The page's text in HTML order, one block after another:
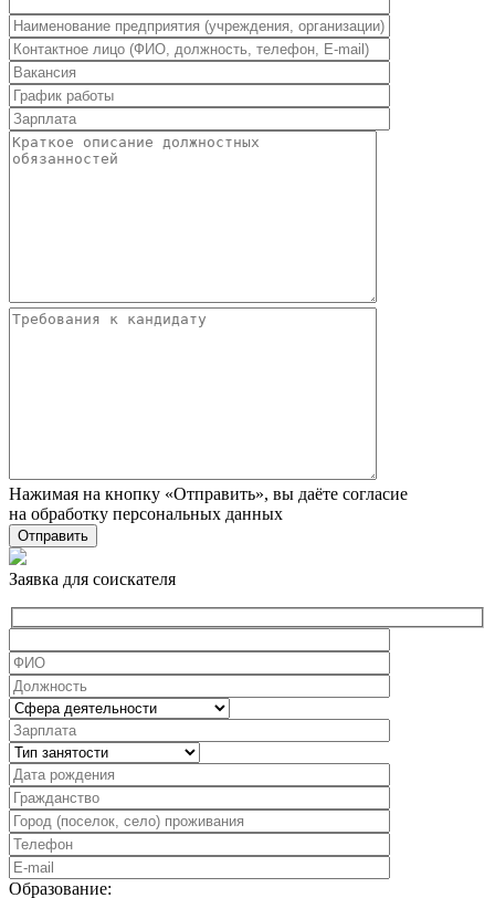
Нажимая на кнопку «Отправить», вы даёте согласие
на обработку персональных данных
Заявка для соискателя
Образование: